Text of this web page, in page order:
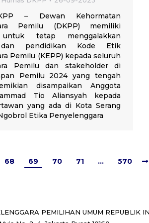
– Dewan Kehormatan
Pemilu (DKPP) memiliki
tetap menggalakkan
dan pendidikan Kode Etik
Pemilu (KEPP) kepada seluruh
Pemilu dan stakeholder di
Pemilu 2024 yang tengah
disampaikan Anggota
Tio Aliansyah kepada
yang ada di Kota Serang
Etika Penyelenggara
68 69 70 71 … 570
PEMILIHAN UMUM REPUBLIK